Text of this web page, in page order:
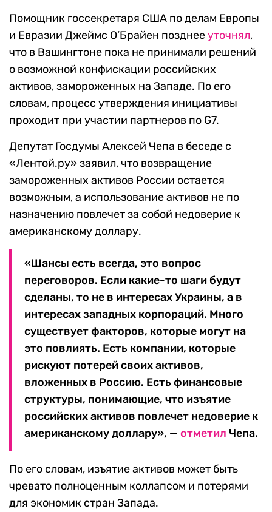
Помощник госсекретаря США по делам Европы
и Евразии Джеймс О’Брайен позднееуточнял,
что в Вашингтоне пока не принимали решений
о возможной конфискации российских
активов, замороженных на Западе. По его
словам, процесс утверждения инициативы
проходит при участии партнеров по G7.
Депутат Госдумы Алексей Чепа в беседе с
«Лентой.ру» заявил, что возвращение
замороженных активов России остается
возможным, а использование активов не по
назначению повлечет за собой недоверие к
американскому доллару.
«Шансы есть всегда, это вопрос
переговоров. Если какие-то шаги будут
сделаны, то не в интересах Украины, а в
интересах западных корпораций. Много
существует факторов, которые могут на
это повлиять. Есть компании, которые
рискуют потерей своих активов,
вложенных в Россию. Есть финансовые
структуры, понимающие, что изъятие
российских активов повлечет недоверие к
американскому доллару», — отметил Чепа.
По его словам, изъятие активов может быть
чревато полноценным коллапсом и потерями
для экономик стран Запада.